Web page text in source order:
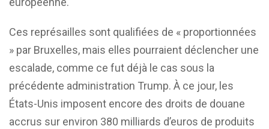
Ces représailles sont qualifiées de « proportionnées
» par Bruxelles, mais elles pourraient déclencher une
escalade, comme ce fut déjà le cas sous la
précédente administration Trump. À ce jour, les
États-Unis imposent encore des droits de douane
accrus sur environ 380 milliards d’euros de produits